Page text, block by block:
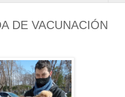
DE VACUNACIÓN